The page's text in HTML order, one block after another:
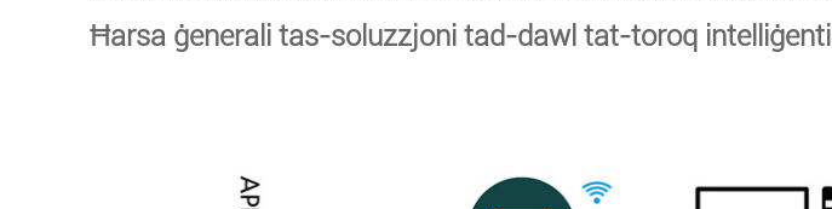
Ħarsa ġenerali tas-soluzzjoni tad-dawl tat-toroq intelliġenti